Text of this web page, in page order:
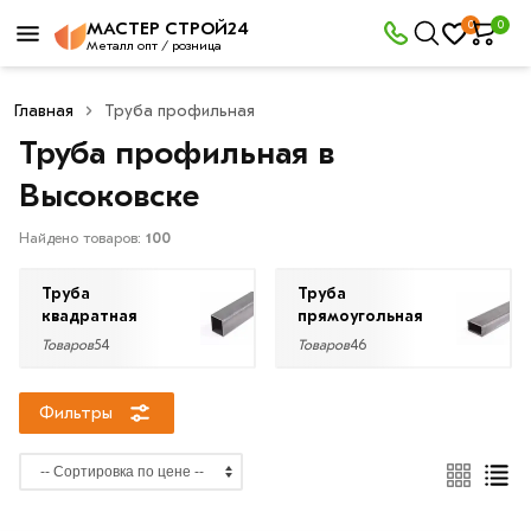
МАСТЕР СТРОЙ24
Металл опт / розница
0 0
Главная Труба профильная
Труба профильная в
Высоковске
Найдено товаров: 100
Труба
квадратная
Товаров54
Труба
прямоугольная
Товаров46
Фильтры
Фильтры
×
Со
скидкой
руб.
—
трубы